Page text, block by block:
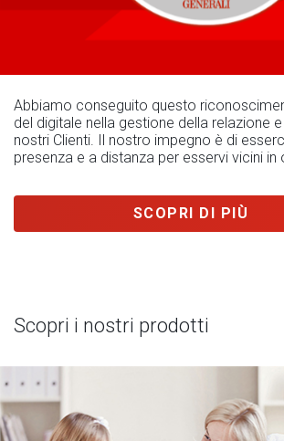
Abbiamo conseguito questo
del digitale nella gestione della relazione
nostri Clienti. Il nostro impegno è di
presenza e a distanza per esservi vicini in
SCOPRI DI PIÙ
Scopri i nostri prodotti